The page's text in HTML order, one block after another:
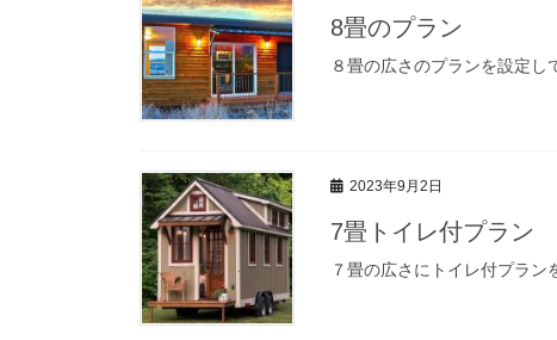
8畳のプラン
８畳の広さのプランを設定し
2023年9月2日
7畳トイレ付プラン
７畳の広さにトイレ付プラン